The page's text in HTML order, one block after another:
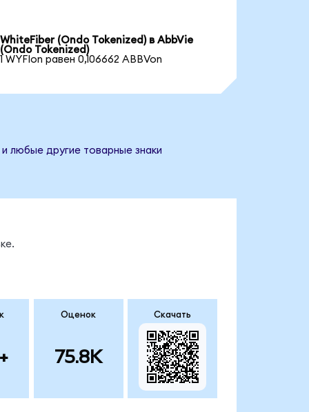
WhiteFiber (Ondo Tokenized) в AbbVie
(Ondo Tokenized)
1 WYFIon равен 0,106662 ABBVon
любые другие товарные знаки
Оценок
75.8K
Скачать